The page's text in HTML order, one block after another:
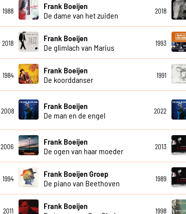
1988
Frank Boeijen
De dame van het zuiden
2018
2018
Frank Boeijen
De glimlach van Marius
1993
1984
Frank Boeijen
De koorddanser
1991
2008
Frank Boeijen
De man en de engel
2022
2006
Frank Boeijen
De ogen van haar moeder
2013
1994
Frank Boeijen Groep
De piano van Beethoven
1989
2011
Frank Boeijen
1998